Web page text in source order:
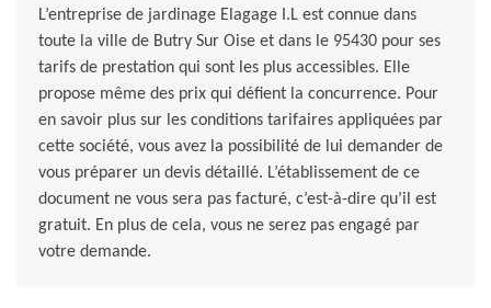
L’entreprise de jardinage Elagage I.L est connue dans
toute la ville de Butry Sur Oise et dans le 95430 pour ses
tarifs de prestation qui sont les plus accessibles. Elle
propose même des prix qui défient la concurrence. Pour
en savoir plus sur les conditions tarifaires appliquées par
cette société, vous avez la possibilité de lui demander de
vous préparer un devis détaillé. L’établissement de ce
document ne vous sera pas facturé, c’est-à-dire qu’il est
gratuit. En plus de cela, vous ne serez pas engagé par
votre demande.